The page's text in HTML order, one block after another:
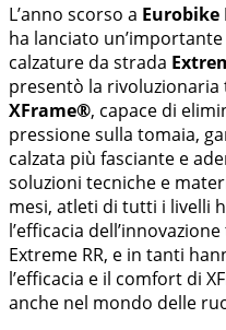
L’anno scorso a Eurobike
ha lanciato
calzature da strada
presentò la
XFrame®, capace di
pressione sulla tomaia,
calzata più fasciante e
soluzioni tecniche e
mesi, atleti di tutti i livelli
l’efficacia
Extreme RR, e in tanti
l’efficacia e il comfort di
anche nel mondo delle